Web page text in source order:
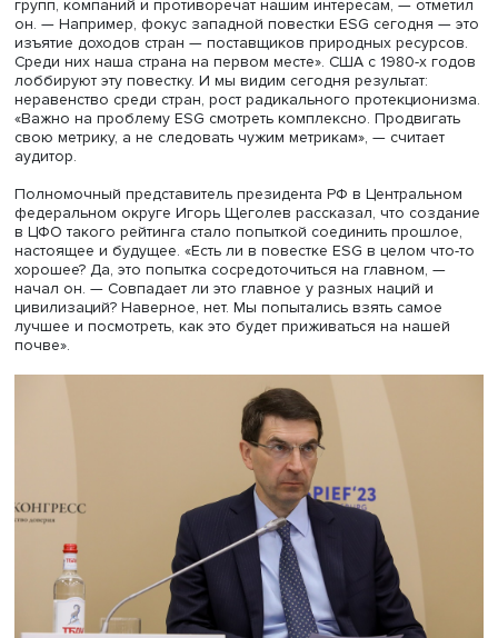
Дмитрий Зайцев, фото: Евгений Федосков / Фонд Росконгресс
Международные ESG-критерии в свое время были
оценить устойчивость развития компаний, напомнил
Счетной палаты РФ Дмитрий Зайцев. «Но в некоторых
есть метрики, которые направлены на интересы
групп, компаний и противоречат нашим интересам, —
он. — Например, фокус западной повестки ESG
изъятие доходов стран — поставщиков природных
Среди них наша страна на первом месте». США с 1980-х
лоббируют эту повестку. И мы видим сегодня результат:
неравенство среди стран, рост радикального
«Важно на проблему ESG смотреть комплексно.
свою метрику, а не следовать чужим метрикам», —
аудитор.